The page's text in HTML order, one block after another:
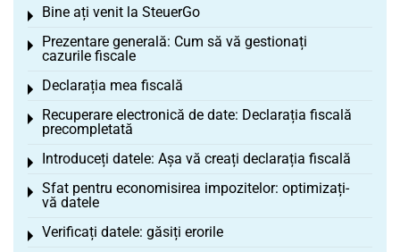
Bine ați venit la SteuerGo
Toggle menu
Prezentare generală: Cum să vă gestionați
cazurile fiscale
Toggle menu
Declarația mea fiscală
Toggle menu
Recuperare electronică de date: Declarația fiscală
precompletată
Toggle menu
Introduceți datele: Așa vă creați declarația fiscală
Toggle menu
Sfat pentru economisirea impozitelor: optimizați-
vă datele
Toggle menu
Verificați datele: găsiți erorile
Toggle menu